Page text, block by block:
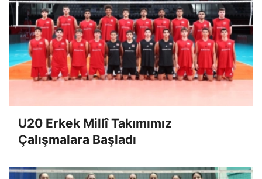
U20 Erkek Millî Takımımız
Çalışmalara Başladı